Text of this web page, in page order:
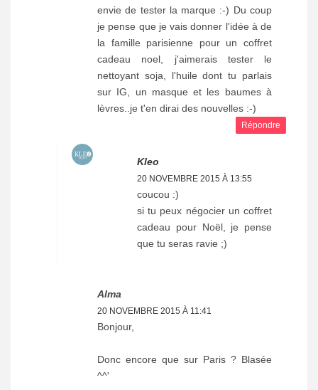
envie de tester la marque :-) Du coup
je pense que je vais donner l'idée à de
la famille parisienne pour un coffret
cadeau noel, j'aimerais tester le
nettoyant soja, l'huile dont tu parlais
sur IG, un masque et les baumes à
lèvres..je t'en dirai des nouvelles :-)
Répondre
Kleo
20 NOVEMBRE 2015 À 13:55
coucou :)
si tu peux négocier un coffret
cadeau pour Noël, je pense
que tu seras ravie ;)
Alma
20 NOVEMBRE 2015 À 11:41
Bonjour,
Donc encore que sur Paris ? Blasée
^^'